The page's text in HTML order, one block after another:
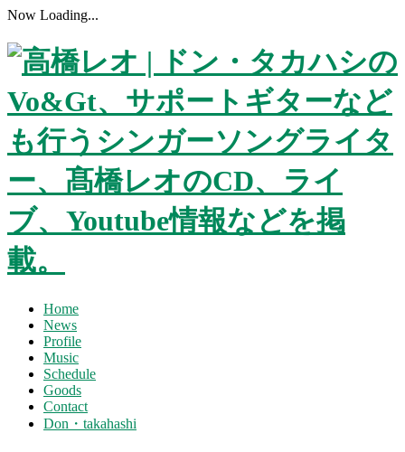
Now Loading...
Home
News
Profile
Music
Schedule
Goods
Contact
Don・takahashi